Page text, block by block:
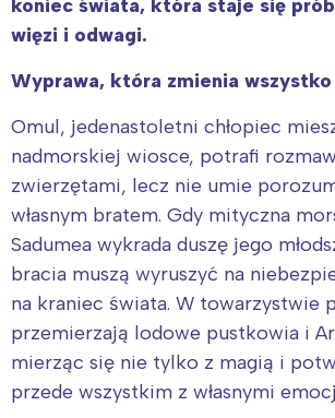
koniec świata, która staje się
więzi i odwagi.
Wyprawa, która zmienia wszystko
Omul, jedenastoletni chłopiec
nadmorskiej wiosce, potrafi
zwierzętami, lecz nie umie
własnym bratem. Gdy mityczna
Sadumea wykrada duszę jego
bracia muszą wyruszyć na
na kraniec świata. W towarzystwie
przemierzają lodowe pustkowia i
mierząc się nie tylko z magią i
przede wszystkim z własnymi